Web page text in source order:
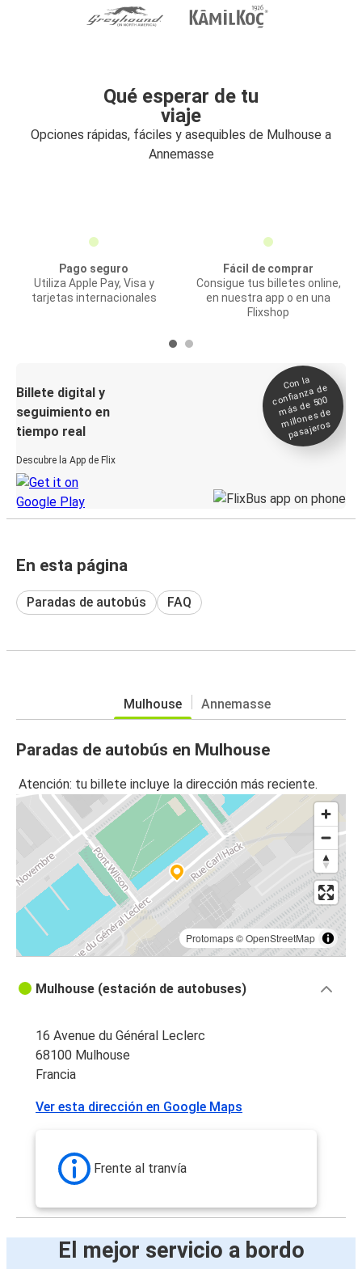
Qué esperar de tu
viaje
Opciones rápidas, fáciles y asequibles de Mulhouse a
Annemasse
Pago seguro
Utiliza Apple Pay, Visa y
tarjetas internacionales
Fácil de comprar
Consigue tus billetes online,
en nuestra app o en una
Flixshop
Billete digital y
seguimiento en
tiempo real
Descubre la App de Flix
Con la
confianza de
más de 500
millones de
pasajeros
En esta página
Paradas de autobús FAQ
Mulhouse Annemasse
Paradas de autobús en Mulhouse
Atención: tu billete incluye la dirección más reciente.
Protomaps©OpenStreetMap
Mulhouse (estación de autobuses)
16 Avenue du Général Leclerc
68100 Mulhouse
Francia
Ver esta dirección en Google Maps
Frente al tranvía
El mejor servicio a bordo